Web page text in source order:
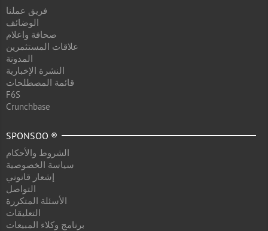
فريق عملنا
الوضائف
صحافة واعلام
علاقات المستثمرين
المدونة
النشرة الإخبارية
قائمة المصطلحات
F6S
Crunchbase
SPONSOO ®
الشروط والأحكام
سياسة الخصوصية
إشعار قانوني
التواصل
الأسئلة المتكررة
التعليقات
برنامج وكلاء المبيعات